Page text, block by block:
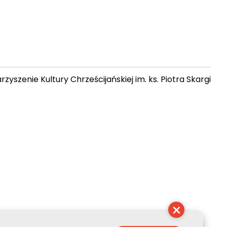
Kultury Chrześcijańskiej im. ks. Piotra Skargi
×